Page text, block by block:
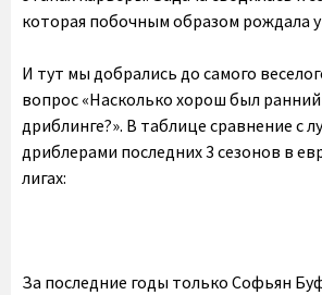
которая побочным образом рождала
И тут мы добрались до самого
вопрос «Насколько хорош был
дриблинге?». В таблице сравнение с
дриблерами последних 3 сезонов в
лигах:
За последние годы только Софьян